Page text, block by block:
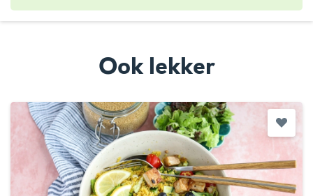
Ook lekker